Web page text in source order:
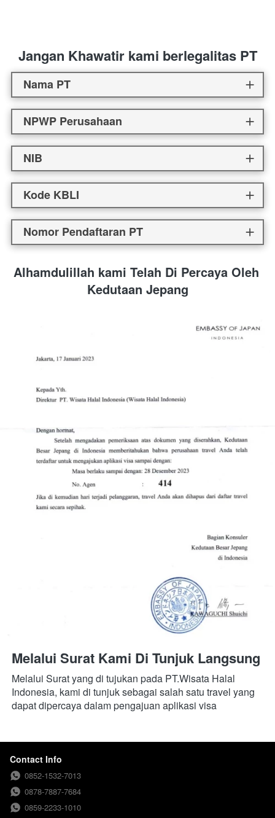
Jangan Khawatir kami berlegalitas PT
Nama PT
NPWP Perusahaan
NIB
Kode KBLI
Nomor Pendaftaran PT
Alhamdulillah kami Telah Di Percaya Oleh
Kedutaan Jepang
Melalui Surat Kami Di Tunjuk Langsung
Melalui Surat yang di tujukan pada PT.Wisata Halal
Indonesia, kami di tunjuk sebagai salah satu travel yang
dapat dipercaya dalam pengajuan aplikasi visa
Contact Info
0852-1532-7013
0878-7887-7684
0859-2233-1010